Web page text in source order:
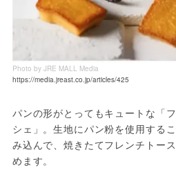
Photo by JRE MALL Media
https://media.jreast.co.jp/articles/425
パンの形がとってもキュートな「
シェ」。生地にパン粉を使用する
み込んで、焼きたてフレンチトー
めます。